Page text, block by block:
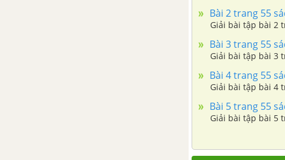
Bài 2 trang 55
Giải bài tập bài 2
Bài 3 trang 55
Giải bài tập bài 3
Bài 4 trang 55
Giải bài tập bài 4
Bài 5 trang 55
Giải bài tập bài 5